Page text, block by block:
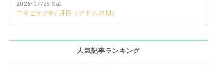
2026/07/25 Sat
ニキビケア8ヶ月目（アドム72期）
人気記事ランキング